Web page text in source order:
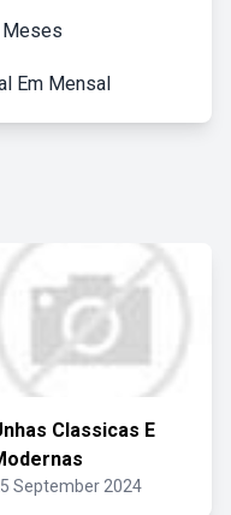
Meses
Em Mensal
Classicas E
September 2024